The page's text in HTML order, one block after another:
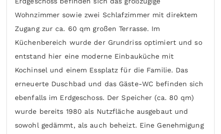
Wohnzimmer sowie zwei Schlafzimmer mit direktem
Zugang zur ca. 60 qm großen Terrasse. Im
Küchenbereich wurde der Grundriss optimiert und so
entstand hier eine moderne Einbauküche mit
Kochinsel und einem Essplatz für die Familie. Das
erneuerte Duschbad und das Gäste-WC befinden sich
ebenfalls im Erdgeschoss. Der Speicher (ca. 80 qm)
wurde bereits 1980 als Nutzfläche ausgebaut und
sowohl gedämmt, als auch beheizt. Eine Genehmigung